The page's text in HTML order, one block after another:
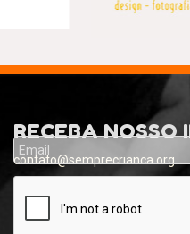
RECEBA NOSSO
contato@semprecrianca.org